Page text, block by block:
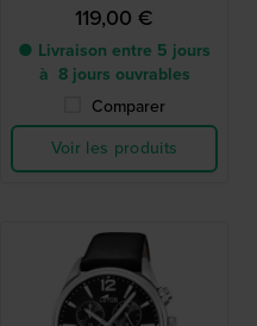
119,00 €
● Livraison entre 5 jours
à 8 jours ouvrables
Comparer
Voir les produits